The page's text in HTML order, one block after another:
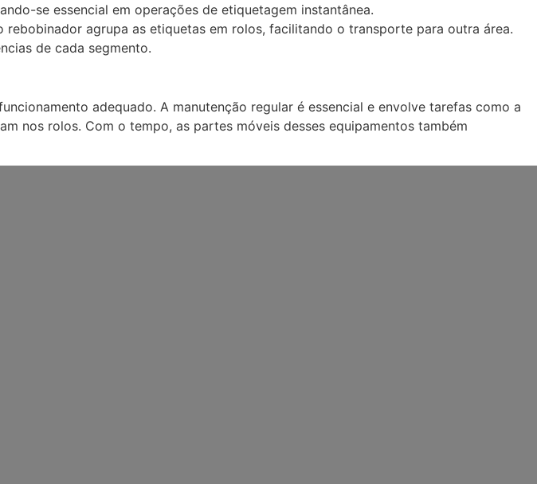
se essencial em operações de etiquetagem instantânea.
agrupa as etiquetas em rolos, facilitando o transporte para outra área.
de cada segmento.
adequado. A manutenção regular é essencial e envolve tarefas como a
nos rolos. Com o tempo, as partes móveis desses equipamentos também